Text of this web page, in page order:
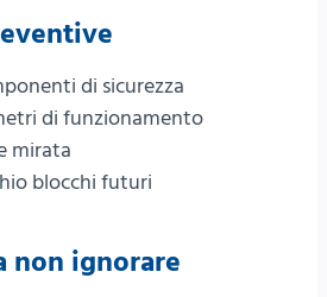
di sicurezza
di funzionamento
mirata
blocchi futuri
non ignorare